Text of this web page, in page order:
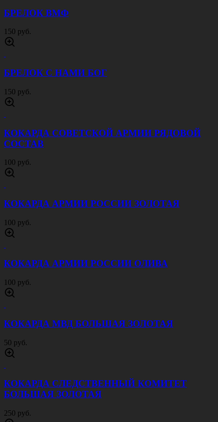
КОКАРДА МВД БОЛЬШАЯ ЗОЛОТАЯ
50 руб.
КОКАРДА СЛЕДСТВЕННЫЙ КОМИТЕТ
БОЛЬШАЯ ЗОЛОТАЯ
250 руб.
ЭМБЛЕМА НА ФУРАЖКУ ПРОКУРАТУРА
ЗОЛОТИСТАЯ
50 руб.
ЭМБЛЕМА НА ФУРАЖКУ СЛЕДСТВЕННЫЙ
150 руб.
20 руб.
20 руб.